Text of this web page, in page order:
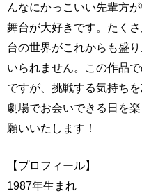
んなにかっこいい先輩方
舞台が大好きです。たく
台の世界がこれからも盛
いられません。この作品
ですが、挑戦する気持ち
劇場でお会いできる日を
願いいたします！
【プロフィール】
1987年生まれ